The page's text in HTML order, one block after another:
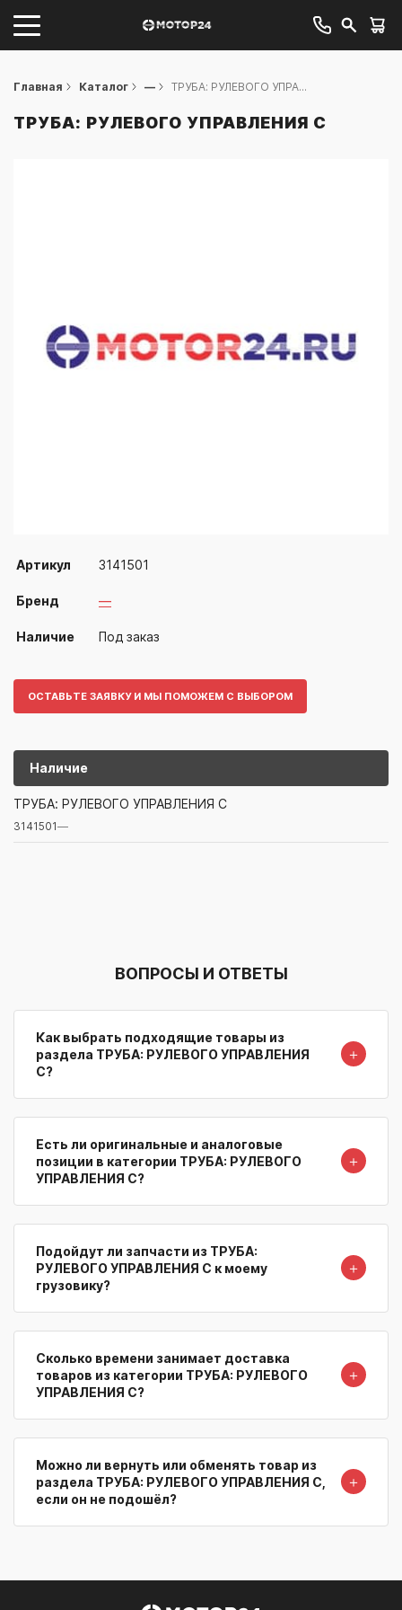
Главная Каталог — ТРУБА: РУЛЕВОГО УПРА...
ТРУБА: РУЛЕВОГО УПРАВЛЕНИЯ С
Артикул 3141501
Бренд —
Наличие Под заказ
ОСТАВЬТЕ ЗАЯВКУ И МЫ ПОМОЖЕМ С ВЫБОРОМ
Наличие
Артикул/Бренд
3141501—
ТРУБА: РУЛЕВОГО УПРАВЛЕНИЯ С
3141501—
ВОПРОСЫ И ОТВЕТЫ
Как выбрать подходящие товары из
раздела ТРУБА: РУЛЕВОГО УПРАВЛЕНИЯ
С?
＋
Есть ли оригинальные и аналоговые
позиции в категории ТРУБА: РУЛЕВОГО
УПРАВЛЕНИЯ С?
＋
Подойдут ли запчасти из ТРУБА:
РУЛЕВОГО УПРАВЛЕНИЯ С к моему
грузовику?
＋
Сколько времени занимает доставка
товаров из категории ТРУБА: РУЛЕВОГО
УПРАВЛЕНИЯ С?
＋
Можно ли вернуть или обменять товар из
раздела ТРУБА: РУЛЕВОГО УПРАВЛЕНИЯ С,
если он не подошёл?
＋